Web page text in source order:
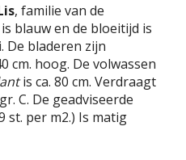
, familie van de
blauw en de bloeitijd is
De bladeren zijn
cm. hoog. De volwassen
is ca. 80 cm. Verdraagt
C. De geadviseerde
st. per m2.) Is matig